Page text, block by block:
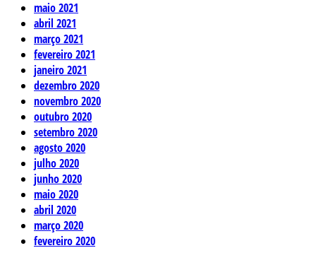
maio 2021
abril 2021
março 2021
fevereiro 2021
janeiro 2021
dezembro 2020
novembro 2020
outubro 2020
setembro 2020
agosto 2020
julho 2020
junho 2020
maio 2020
abril 2020
março 2020
fevereiro 2020